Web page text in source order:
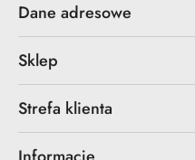
Dane adresowe
Sklep
Strefa klienta